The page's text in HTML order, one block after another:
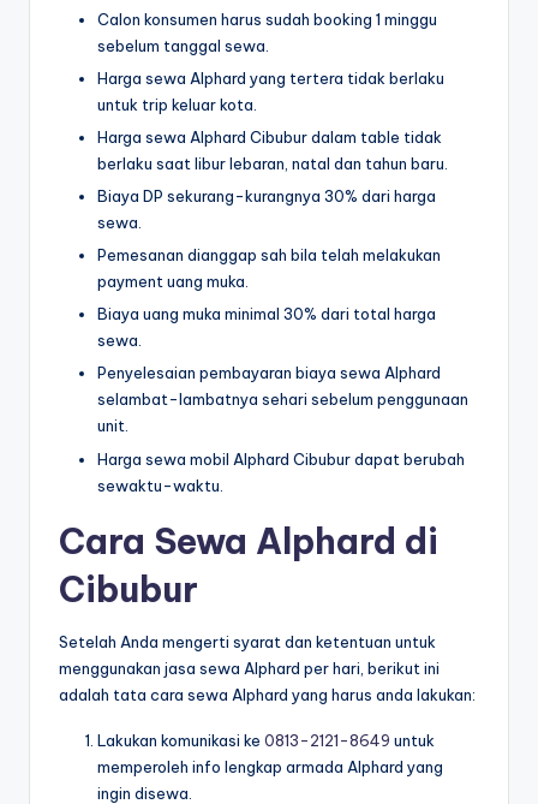
Calon konsumen harus sudah booking 1 minggu
sebelum tanggal sewa.
Harga sewa Alphard yang tertera tidak berlaku
untuk trip keluar kota.
Harga sewa Alphard Cibubur dalam table tidak
berlaku saat libur lebaran, natal dan tahun baru.
Biaya DP sekurang-kurangnya 30% dari harga
sewa.
Pemesanan dianggap sah bila telah melakukan
payment uang muka.
Biaya uang muka minimal 30% dari total harga
sewa.
Penyelesaian pembayaran biaya sewa Alphard
selambat-lambatnya sehari sebelum penggunaan
unit.
Harga sewa mobil Alphard Cibubur dapat berubah
sewaktu-waktu.
Cara Sewa Alphard di
Cibubur
Setelah Anda mengerti syarat dan ketentuan untuk
menggunakan jasa sewa Alphard per hari, berikut ini
adalah tata cara sewa Alphard yang harus anda lakukan:
Lakukan komunikasi ke 0813-2121-8649 untuk
memperoleh info lengkap armada Alphard yang
ingin disewa.